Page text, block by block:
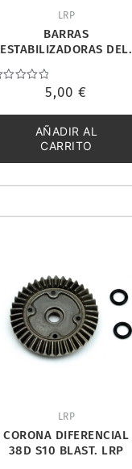
LRP
BARRAS
ESTABILIZADORAS DEL.
5,00€
AÑADIR AL
CARRITO
LRP
CORONA DIFERENCIAL
38D S10 BLAST. LRP